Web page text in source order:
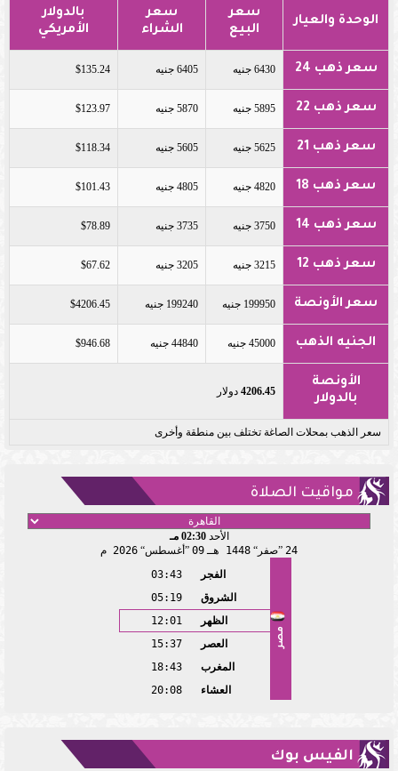
الوحدة والعيار
سعر
البيع
سعر
الشراء
بالدولار
الأمريكي
سعر ذهب 24 6430 جنيه 6405 جنيه $135.24
سعر ذهب 22 5895 جنيه 5870 جنيه $123.97
سعر ذهب 21 5625 جنيه 5605 جنيه $118.34
سعر ذهب 18 4820 جنيه 4805 جنيه $101.43
سعر ذهب 14 3750 جنيه 3735 جنيه $78.89
سعر ذهب 12 3215 جنيه 3205 جنيه $67.62
سعر الأونصة 199950 جنيه 199240 جنيه $4206.45
الجنيه الذهب 45000 جنيه 44840 جنيه $946.68
الأونصة
بالدولار
4206.45 دولار
سعر الذهب بمحلات الصاغة تختلف بين منطقة وأخرى
مواقيت الصلاة
الأحد02:30 مـ
24 صفر 1448 هـ 09 أغسطس 2026 م
مصر
الفجر
03:43
الشروق
05:19
الظهر
12:01
العصر
15:37
المغرب
18:43
العشاء
20:08
الفيس بوك